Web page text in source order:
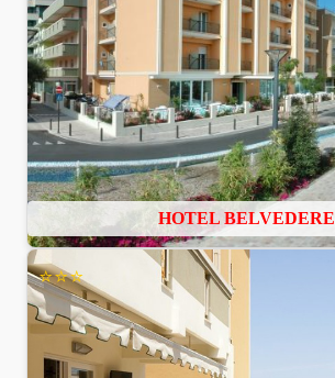
HOTEL BELVEDERE
⭐⭐⭐